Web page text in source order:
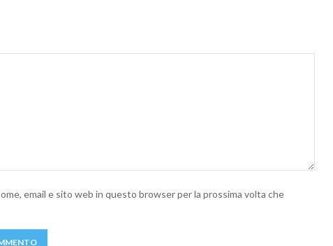
email e sito web in questo browser per la prossima volta che